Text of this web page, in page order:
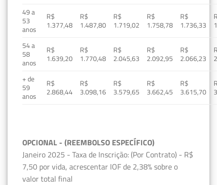
49 a
53
anos
R$
1.377,48
R$
1.487,80
R$
1.719,02
R$
1.758,78
R$
1.736,33
54 a
58
anos
R$
1.639,20
R$
1.770,48
R$
2.045,63
R$
2.092,95
R$
2.066,23
+ de
59
anos
R$
2.868,44
R$
3.098,16
R$
3.579,65
R$
3.662,45
R$
3.615,70
OPCIONAL - (REEMBOLSO ESPECÍFICO)
Janeiro 2025 - Taxa de Inscrição: (Por Contrato) - R$
7,50 por vida, acrescentar IOF de 2,38% sobre o
valor total final